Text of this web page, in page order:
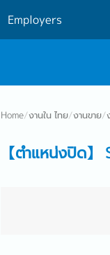
Employers
Home/งานใน ไทย/งานขาย/
【ตำแหน่งปิด】